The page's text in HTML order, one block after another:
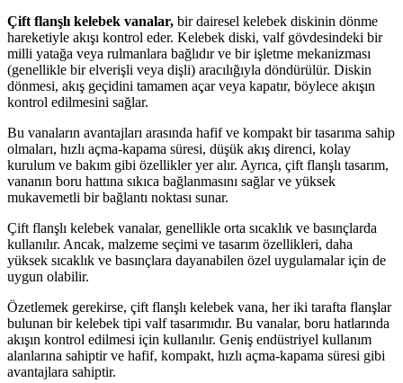
Çift flanşlı kelebek vanalar, bir dairesel kelebek diskinin dönme
hareketiyle akışı kontrol eder. Kelebek diski, valf gövdesindeki bir
milli yatağa veya rulmanlara bağlıdır ve bir işletme mekanizması
(genellikle bir elverişli veya dişli) aracılığıyla döndürülür. Diskin
dönmesi, akış geçidini tamamen açar veya kapatır, böylece akışın
kontrol edilmesini sağlar.
Bu vanaların avantajları arasında hafif ve kompakt bir tasarıma sahip
olmaları, hızlı açma-kapama süresi, düşük akış direnci, kolay
kurulum ve bakım gibi özellikler yer alır. Ayrıca, çift flanşlı tasarım,
vananın boru hattına sıkıca bağlanmasını sağlar ve yüksek
mukavemetli bir bağlantı noktası sunar.
Çift flanşlı kelebek vanalar, genellikle orta sıcaklık ve basınçlarda
kullanılır. Ancak, malzeme seçimi ve tasarım özellikleri, daha
yüksek sıcaklık ve basınçlara dayanabilen özel uygulamalar için de
uygun olabilir.
Özetlemek gerekirse, çift flanşlı kelebek vana, her iki tarafta flanşlar
bulunan bir kelebek tipi valf tasarımıdır. Bu vanalar, boru hatlarında
akışın kontrol edilmesi için kullanılır. Geniş endüstriyel kullanım
alanlarına sahiptir ve hafif, kompakt, hızlı açma-kapama süresi gibi
avantajlara sahiptir.